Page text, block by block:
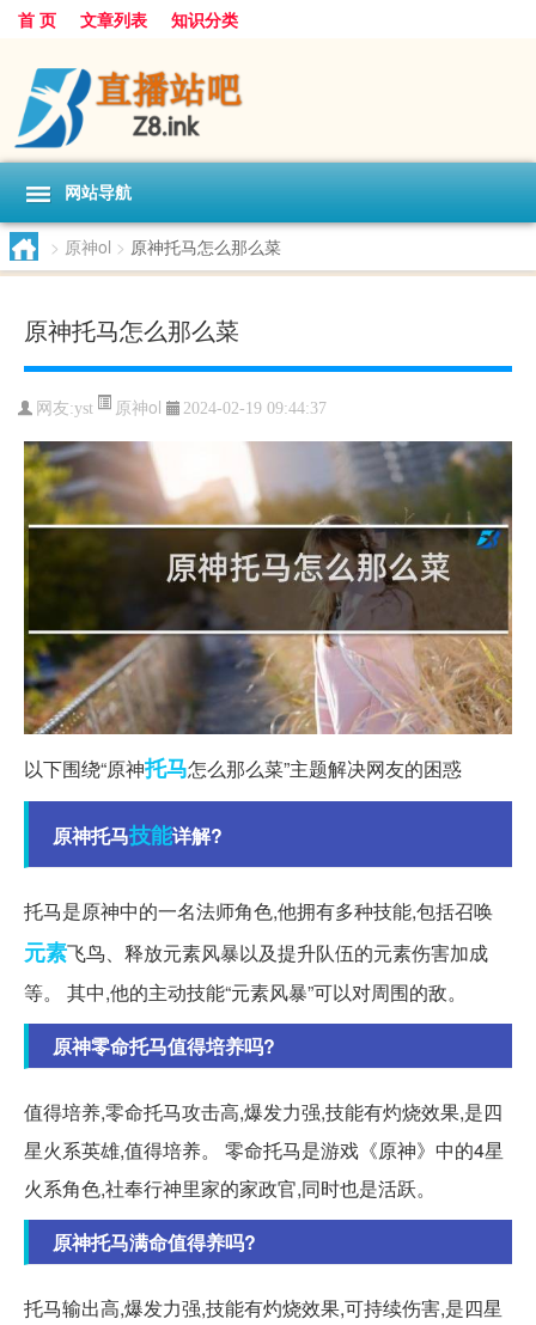
首 页 文章列表 知识分类
网站导航
> 原神ol > 原神托马怎么那么菜
原神托马怎么那么菜
网友:yst 原神ol 2024-02-19 09:44:37
以下围绕“原神托马怎么那么菜”主题解决网友的困惑
原神托马技能详解?
托马是原神中的一名法师角色,他拥有多种技能,包括召唤
元素飞鸟、释放元素风暴以及提升队伍的元素伤害加成
等。 其中,他的主动技能“元素风暴”可以对周围的敌。
原神零命托马值得培养吗?
值得培养,零命托马攻击高,爆发力强,技能有灼烧效果,是四
星火系英雄,值得培养。 零命托马是游戏《原神》中的4星
火系角色,社奉行神里家的家政官,同时也是活跃。
原神托马满命值得养吗?
托马输出高,爆发力强,技能有灼烧效果,可持续伤害,是四星